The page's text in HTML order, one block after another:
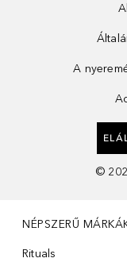
A
©
NÉPSZERŰ
Rituals